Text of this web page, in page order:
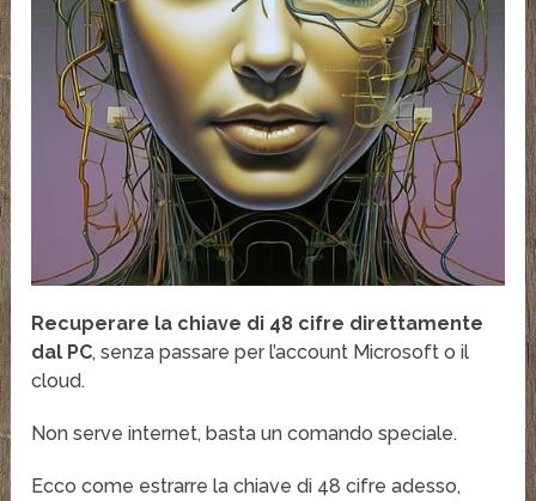
Recuperare la chiave di 48 cifre direttamente
dal PC, senza passare per l’account Microsoft o il
cloud.
Non serve internet, basta un comando speciale.
Ecco come estrarre la chiave di 48 cifre adesso,